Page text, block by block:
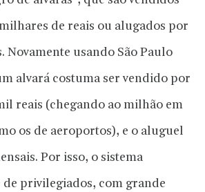
de reais ou alugados por
Novamente usando São Paulo
alvará costuma ser vendido por
reais (chegando ao milhão em
os de aeroportos), e o aluguel
Por isso, o sistema
de privilegiados, com grande